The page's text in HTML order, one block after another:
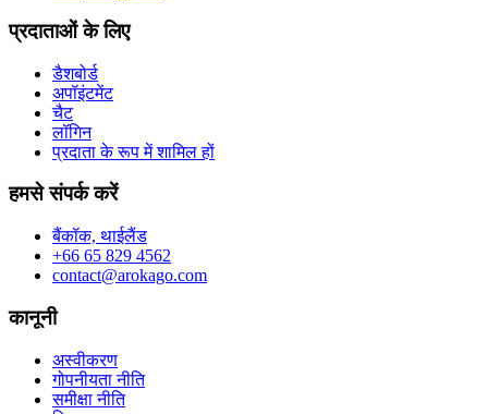
प्रदाताओं के लिए
डैशबोर्ड
अपॉइंटमेंट
चैट
लॉगिन
प्रदाता के रूप में शामिल हों
हमसे संपर्क करें
बैंकॉक, थाईलैंड
+66 65 829 4562
contact@arokago.com
कानूनी
अस्वीकरण
गोपनीयता नीति
समीक्षा नीति